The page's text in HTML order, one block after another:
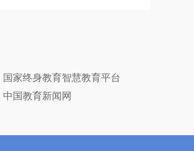
国家终身教育智慧教育平台
中国教育新闻网